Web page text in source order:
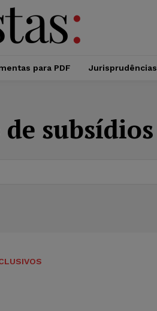
para PDF Jurisprudências
subsídios